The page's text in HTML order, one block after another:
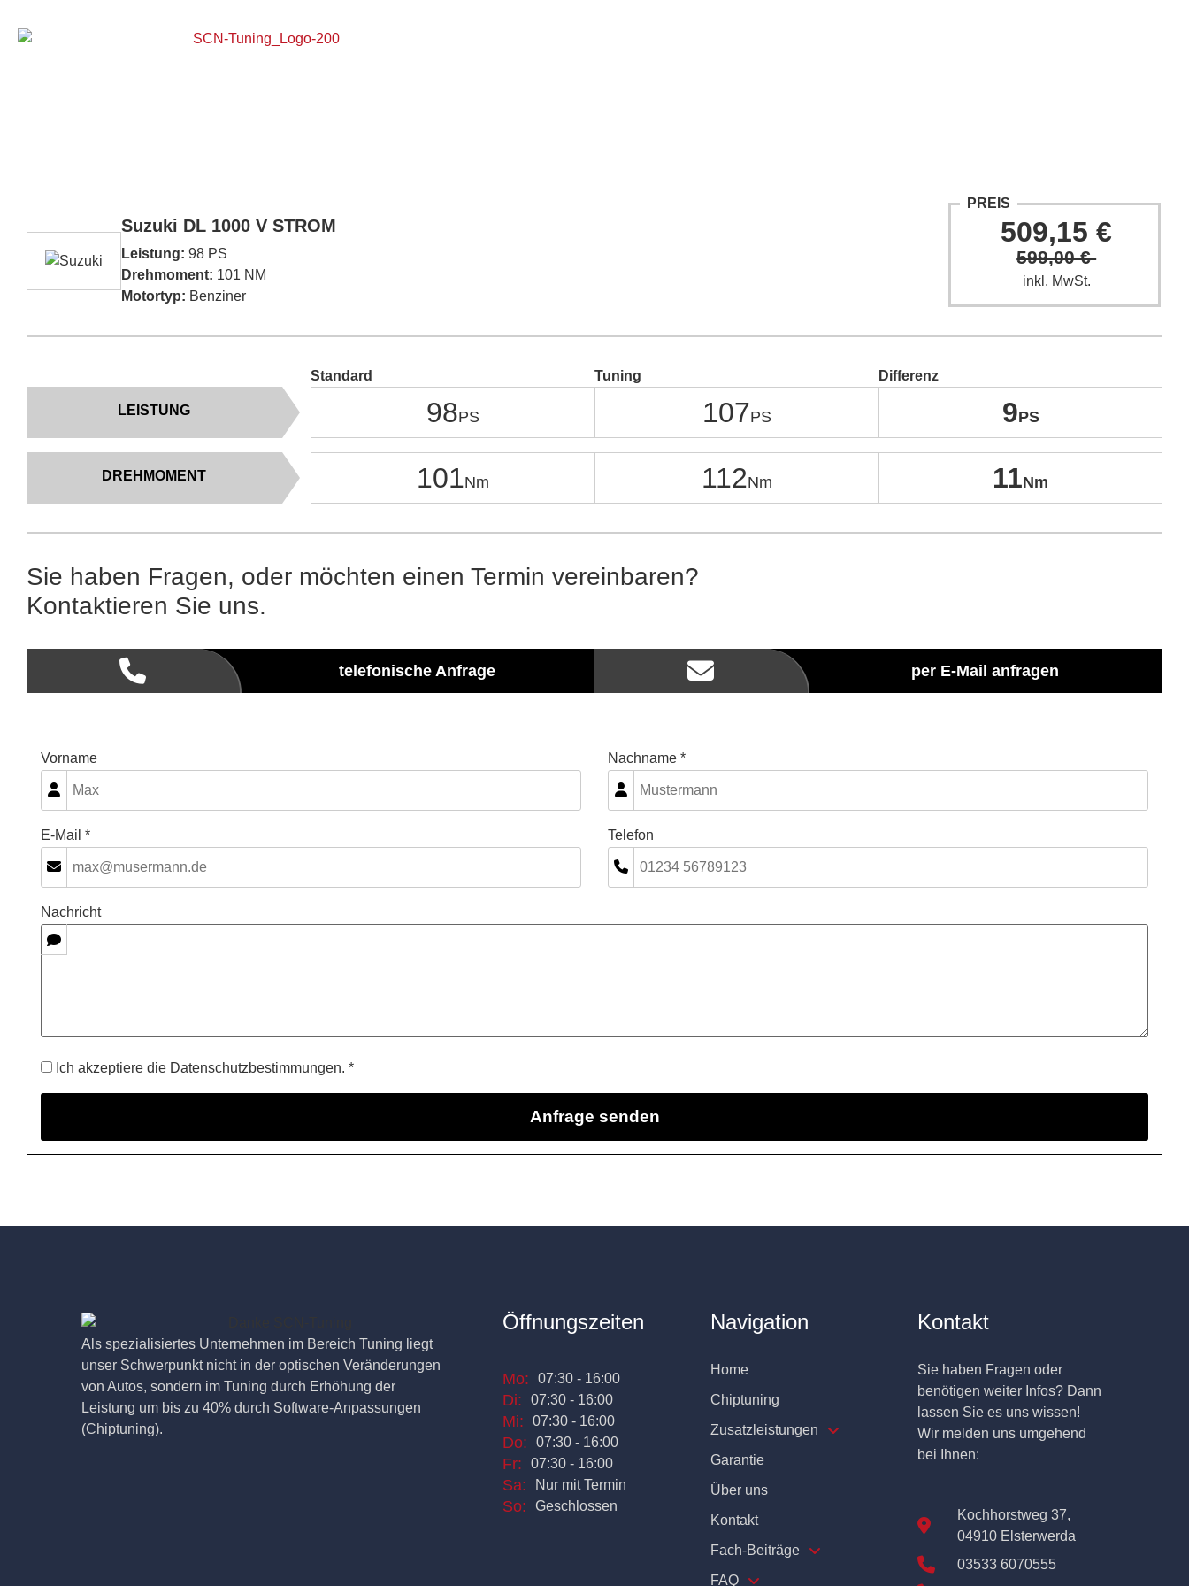
Suzuki DL 1000 V STROM
Leistung: 98 PS
Drehmoment: 101 NM
Motortyp: Benziner
PREIS
509,15 €
599,00 €
inkl. MwSt.
LEISTUNG
DREHMOMENT
Standard
98
101
Tuning
107
112
Differenz
9
11
Sie haben Fragen, oder möchten einen Termin vereinbaren?
Kontaktieren Sie uns.
telefonische Anfrage per E-Mail anfragen
Vorname Nachname *
E-Mail * Telefon
Nachricht
Ich akzeptiere die Datenschutzbestimmungen. *
Als spezialisiertes Unternehmen im Bereich Tuning liegt
unser Schwerpunkt nicht in der optischen Veränderungen
von Autos, sondern im Tuning durch Erhöhung der
Leistung um bis zu 40% durch Software-Anpassungen
(Chiptuning).
Öffnungszeiten
Mo: 07:30 - 16:00
Di: 07:30 - 16:00
Mi: 07:30 - 16:00
Do: 07:30 - 16:00
Fr: 07:30 - 16:00
Sa: Nur mit Termin
So: Geschlossen
Navigation
Home
Chiptuning
Zusatzleistungen
Garantie
Über uns
Kontakt
Fach-Beiträge
FAQ
Kontakt
Sie haben Fragen oder
benötigen weiter Infos? Dann
lassen Sie es uns wissen!
Wir melden uns umgehend
bei Ihnen:
Kochhorstweg 37,
04910 Elsterwerda
03533 6070555